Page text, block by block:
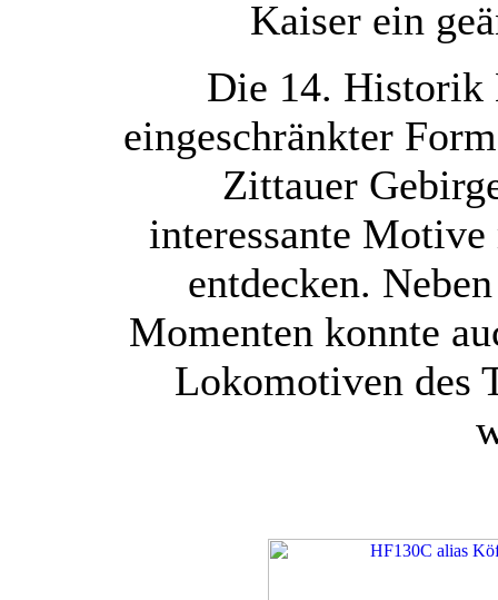
Kaiser ein
Die 14. Historik
eingeschränkter
Zittauer
interessante
entdecken.
Momenten konnte
Lokomotiven des